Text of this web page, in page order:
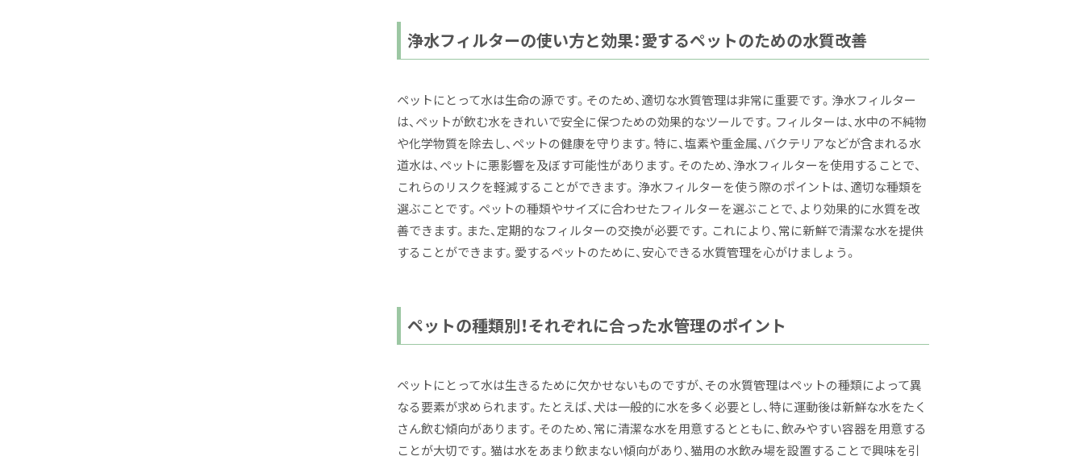
浄水フィルターの使い方と効果：愛するペットのための水質改善
ペットにとって水は生命の源です。そのため、適切な水質管理は非常に重要です。浄水フィルター
は、ペットが飲む水をきれいで安全に保つための効果的なツールです。フィルターは、水中の不純物
や化学物質を除去し、ペットの健康を守ります。特に、塩素や重金属、バクテリアなどが含まれる水
道水は、ペットに悪影響を及ぼす可能性があります。そのため、浄水フィルターを使用することで、
これらのリスクを軽減することができます。 浄水フィルターを使う際のポイントは、適切な種類を
選ぶことです。ペットの種類やサイズに合わせたフィルターを選ぶことで、より効果的に水質を改
善できます。また、定期的なフィルターの交換が必要です。これにより、常に新鮮で清潔な水を提供
することができます。愛するペットのために、安心できる水質管理を心がけましょう。
ペットの種類別！それぞれに合った水管理のポイント
ペットにとって水は生きるために欠かせないものですが、その水質管理はペットの種類によって異
なる要素が求められます。たとえば、犬は一般的に水を多く必要とし、特に運動後は新鮮な水をたく
さん飲む傾向があります。そのため、常に清潔な水を用意するとともに、飲みやすい容器を用意する
ことが大切です。猫は水をあまり飲まない傾向があり、猫用の水飲み場を設置することで興味を引